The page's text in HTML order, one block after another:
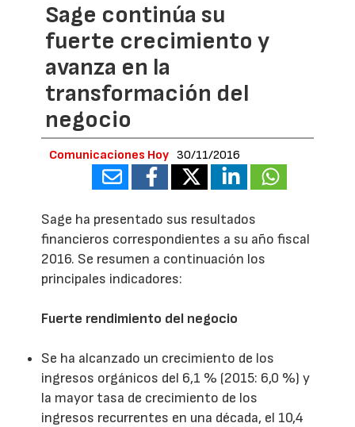
Sage continúa su
fuerte crecimiento y
avanza en la
transformación del
negocio
Comunicaciones Hoy 30/11/2016
Sage ha presentado sus resultados
financieros correspondientes a su año fiscal
2016. Se resumen a continuación los
principales indicadores:
Fuerte rendimiento del negocio
Se ha alcanzado un crecimiento de los
ingresos orgánicos del 6,1 % (2015: 6,0 %) y
la mayor tasa de crecimiento de los
ingresos recurrentes en una década, el 10,4